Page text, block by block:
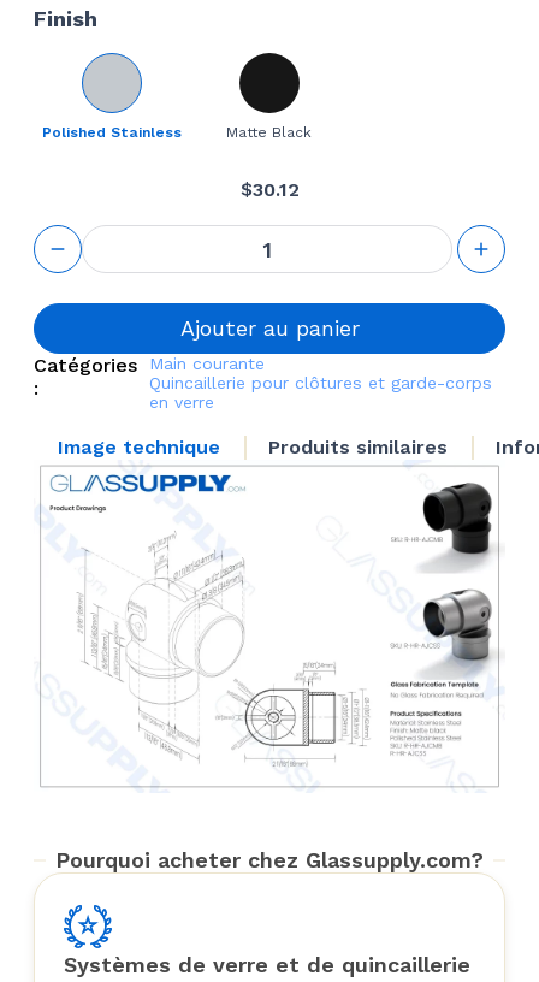
Finish
Polished Stainless Matte Black
$30.12
quantité
de
Handrail
Adjustable
Connector
Ajouter au panier
Catégories
:
Main courante
Quincaillerie pour clôtures et garde-corps
en verre
Image technique Produits similaires
Pourquoi acheter chez Glassupply.com?
Systèmes de verre et de quincaillerie